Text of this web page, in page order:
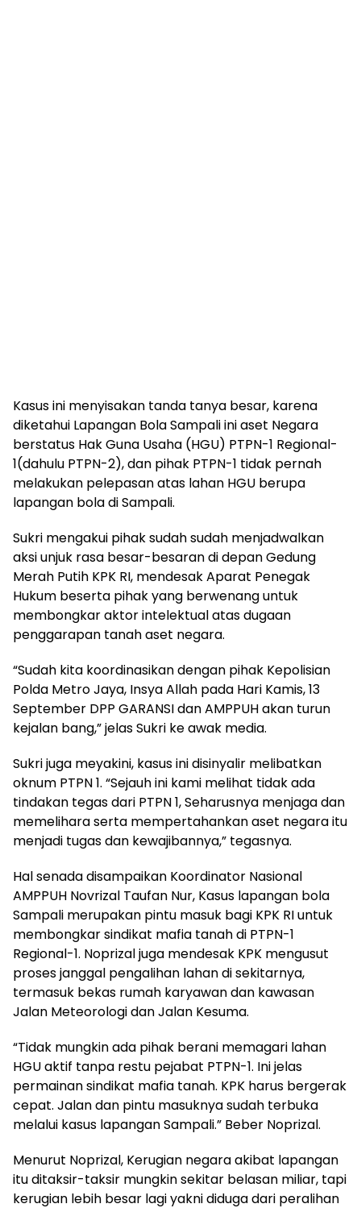
Kasus ini menyisakan tanda tanya besar, karena
diketahui Lapangan Bola Sampali ini aset Negara
berstatus Hak Guna Usaha (HGU) PTPN-1 Regional-
1(dahulu PTPN-2), dan pihak PTPN-1 tidak pernah
melakukan pelepasan atas lahan HGU berupa
lapangan bola di Sampali.
Sukri mengakui pihak sudah sudah menjadwalkan
aksi unjuk rasa besar-besaran di depan Gedung
Merah Putih KPK RI, mendesak Aparat Penegak
Hukum beserta pihak yang berwenang untuk
membongkar aktor intelektual atas dugaan
penggarapan tanah aset negara.
“Sudah kita koordinasikan dengan pihak Kepolisian
Polda Metro Jaya, Insya Allah pada Hari Kamis, 13
September DPP GARANSI dan AMPPUH akan turun
kejalan bang,” jelas Sukri ke awak media.
Sukri juga meyakini, kasus ini disinyalir melibatkan
oknum PTPN 1. “Sejauh ini kami melihat tidak ada
tindakan tegas dari PTPN 1, Seharusnya menjaga dan
memelihara serta mempertahankan aset negara itu
menjadi tugas dan kewajibannya,” tegasnya.
Hal senada disampaikan Koordinator Nasional
AMPPUH Novrizal Taufan Nur, Kasus lapangan bola
Sampali merupakan pintu masuk bagi KPK RI untuk
membongkar sindikat mafia tanah di PTPN-1
Regional-1. Noprizal juga mendesak KPK mengusut
proses janggal pengalihan lahan di sekitarnya,
termasuk bekas rumah karyawan dan kawasan
Jalan Meteorologi dan Jalan Kesuma.
“Tidak mungkin ada pihak berani memagari lahan
HGU aktif tanpa restu pejabat PTPN-1. Ini jelas
permainan sindikat mafia tanah. KPK harus bergerak
cepat. Jalan dan pintu masuknya sudah terbuka
melalui kasus lapangan Sampali.” Beber Noprizal.
Menurut Noprizal, Kerugian negara akibat lapangan
itu ditaksir-taksir mungkin sekitar belasan miliar, tapi
kerugian lebih besar lagi yakni diduga dari peralihan